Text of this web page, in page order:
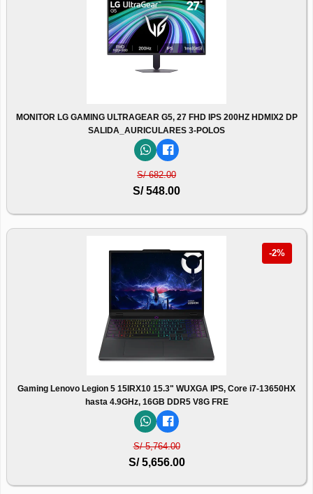
MONITOR LG GAMING ULTRAGEAR G5, 27 FHD IPS 200HZ HDMIX2 DP
SALIDA_AURICULARES 3-POLOS
S/ 682.00
S/ 548.00
-2%
Gaming Lenovo Legion 5 15IRX10 15.3" WUXGA IPS, Core i7-13650HX
hasta 4.9GHz, 16GB DDR5 V8G FRE
S/ 5,764.00
S/ 5,656.00